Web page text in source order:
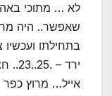
לא … מתוכי
שאפשר.. היה
בתחילתו